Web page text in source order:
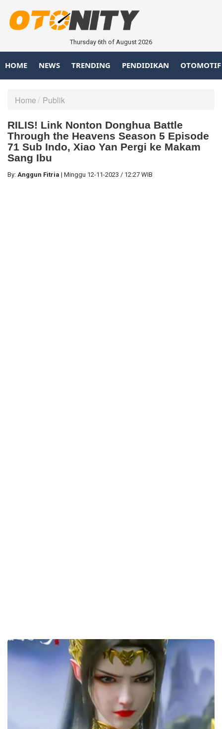
Thursday 6th of August 2026
HOME NEWS TRENDING PENDIDIKAN OTOMOTIF
Home Publik
RILIS! Link Nonton Donghua Battle
Through the Heavens Season 5 Episode
71 Sub Indo, Xiao Yan Pergi ke Makam
Sang Ibu
By: Anggun Fitria | Minggu 12-11-2023 / 12:27 WIB